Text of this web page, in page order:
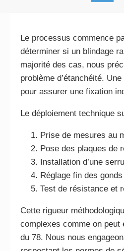
Le processus commence
déterminer si un blindage
majorité des cas, nous
problème d’étanchéité.
pour assurer une fixation
Le déploiement technique
Prise de mesures au
Pose des plaques de
Installation d’une
Réglage fin des
Test de résistance et
Cette rigueur
complexes comme on peut
du 78. Nous nous